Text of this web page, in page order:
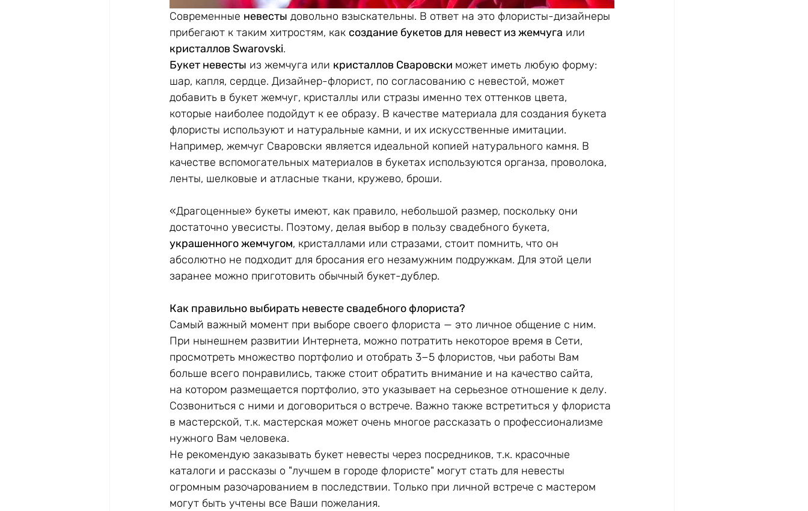
Современные невесты довольно взыскательны. В ответ на это флористы-дизайнеры
прибегают к таким хитростям, как создание букетов для невест из жемчуга или
кристаллов Swarovski.
Букет невесты из жемчуга или кристаллов Сваровски может иметь любую форму:
шар, капля, сердце. Дизайнер-флорист, по согласованию с невестой, может
добавить в букет жемчуг, кристаллы или стразы именно тех оттенков цвета,
которые наиболее подойдут к ее образу. В качестве материала для создания букета
флористы используют и натуральные камни, и их искусственные имитации.
Например, жемчуг Сваровски является идеальной копией натурального камня. В
качестве вспомогательных материалов в букетах используются органза, проволока,
ленты, шелковые и атласные ткани, кружево, броши.
«Драгоценные» букеты имеют, как правило, небольшой размер, поскольку они
достаточно увесисты. Поэтому, делая выбор в пользу свадебного букета,
украшенного жемчугом, кристаллами или стразами, стоит помнить, что он
абсолютно не подходит для бросания его незамужним подружкам. Для этой цели
заранее можно приготовить обычный букет-дублер.
Как правильно выбирать невесте свадебного флориста?
Самый важный момент при выборе своего флориста — это личное общение с ним.
При нынешнем развитии Интернета, можно потратить некоторое время в Сети,
просмотреть множество портфолио и отобрать 3−5 флористов, чьи работы Вам
больше всего понравились, также стоит обратить внимание и на качество сайта,
на котором размещается портфолио, это указывает на серьезное отношение к делу.
Созвониться с ними и договориться о встрече. Важно также встретиться у флориста
в мастерской, т.к. мастерская может очень многое рассказать о профессионализме
нужного Вам человека.
Не рекомендую заказывать букет невесты через посредников, т.к. красочные
каталоги и рассказы о "лучшем в городе флористе" могут стать для невесты
огромным разочарованием в последствии. Только при личной встрече с мастером
могут быть учтены все Ваши пожелания.